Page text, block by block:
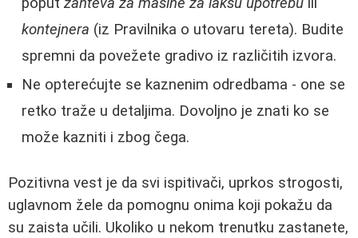
kontejnera (iz Pravilnika o utovaru tereta). Budite
spremni da povežete gradivo iz različitih izvora.
Ne opterećujte se kaznenim odredbama - one se
retko traže u detaljima. Dovoljno je znati ko se
može kazniti i zbog čega.
Pozitivna vest je da svi ispitivači, uprkos strogosti,
uglavnom žele da pomognu onima koji pokažu da
su zaista učili. Ukoliko u nekom trenutku zastanete,